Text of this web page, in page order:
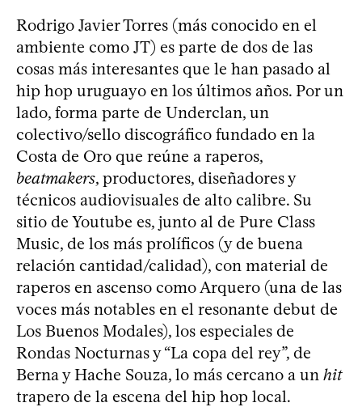
Rodrigo Javier Torres (más conocido en el
ambiente como JT) es parte de dos de las
cosas más interesantes que le han pasado al
hip hop uruguayo en los últimos años. Por un
lado, forma parte de Underclan, un
colectivo/sello discográfico fundado en la
Costa de Oro que reúne a raperos,
beatmakers, productores, diseñadores y
técnicos audiovisuales de alto calibre. Su
sitio de Youtube es, junto al de Pure Class
Music, de los más prolíficos (y de buena
relación cantidad/calidad), con material de
raperos en ascenso como Arquero (una de las
voces más notables en el resonante debut de
Los Buenos Modales), los especiales de
Rondas Nocturnas y “La copa del rey”, de
Berna y Hache Souza, lo más cercano a un hit
trapero de la escena del hip hop local.